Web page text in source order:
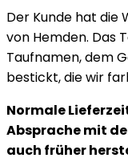
Der Kunde hat die
von Hemden. Das
Taufnamen, dem
bestickt, die wir
Normale
Absprache mit
auch früher